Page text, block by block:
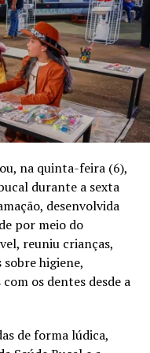
ampliar
de carne para o
com apoio da
CAMELI NOTICIAS
na quinta-feira (6),
durante a sexta
desenvolvida
por meio do
reuniu crianças,
sobre higiene,
os dentes desde a
de forma lúdica,